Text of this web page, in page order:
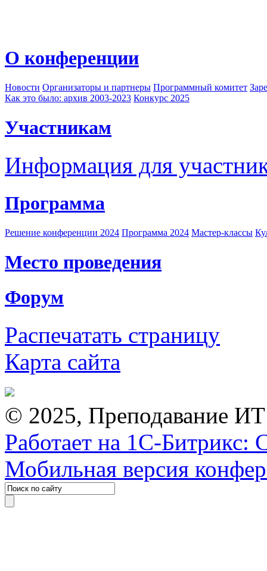
О конференции
Новости Организаторы и партнеры Программный комитет
Как это было: архив 2003-2023 Конкурс 2025
Участникам
Информация для
Программа
Решение конференции 2024 Программа 2024 Мастер-классы
Место проведения
Форум
Распечатать страницу
Карта сайта
© 2025, Преподавание
Работает на 1С-Битрикс:
Мобильная версия